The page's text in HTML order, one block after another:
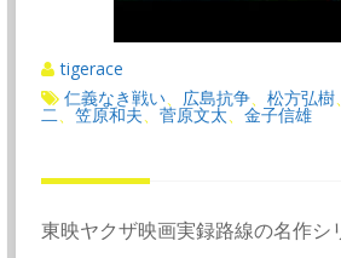
tigerace
仁義なき戦い
広島抗争 、松方弘樹
二 、笠原和夫 、菅原文太 、金子信雄
東映ヤクザ映画実録路線の名作シ